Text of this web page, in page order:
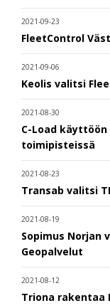
2021-09-23
FleetControl
2021-09-06
Keolis valitsi
2021-08-30
C-Load
toimipisteissä
2021-08-23
Transab valitsi
2021-08-19
Sopimus Norjan
Geopalvelut
2021-08-12
Triona rakentaa